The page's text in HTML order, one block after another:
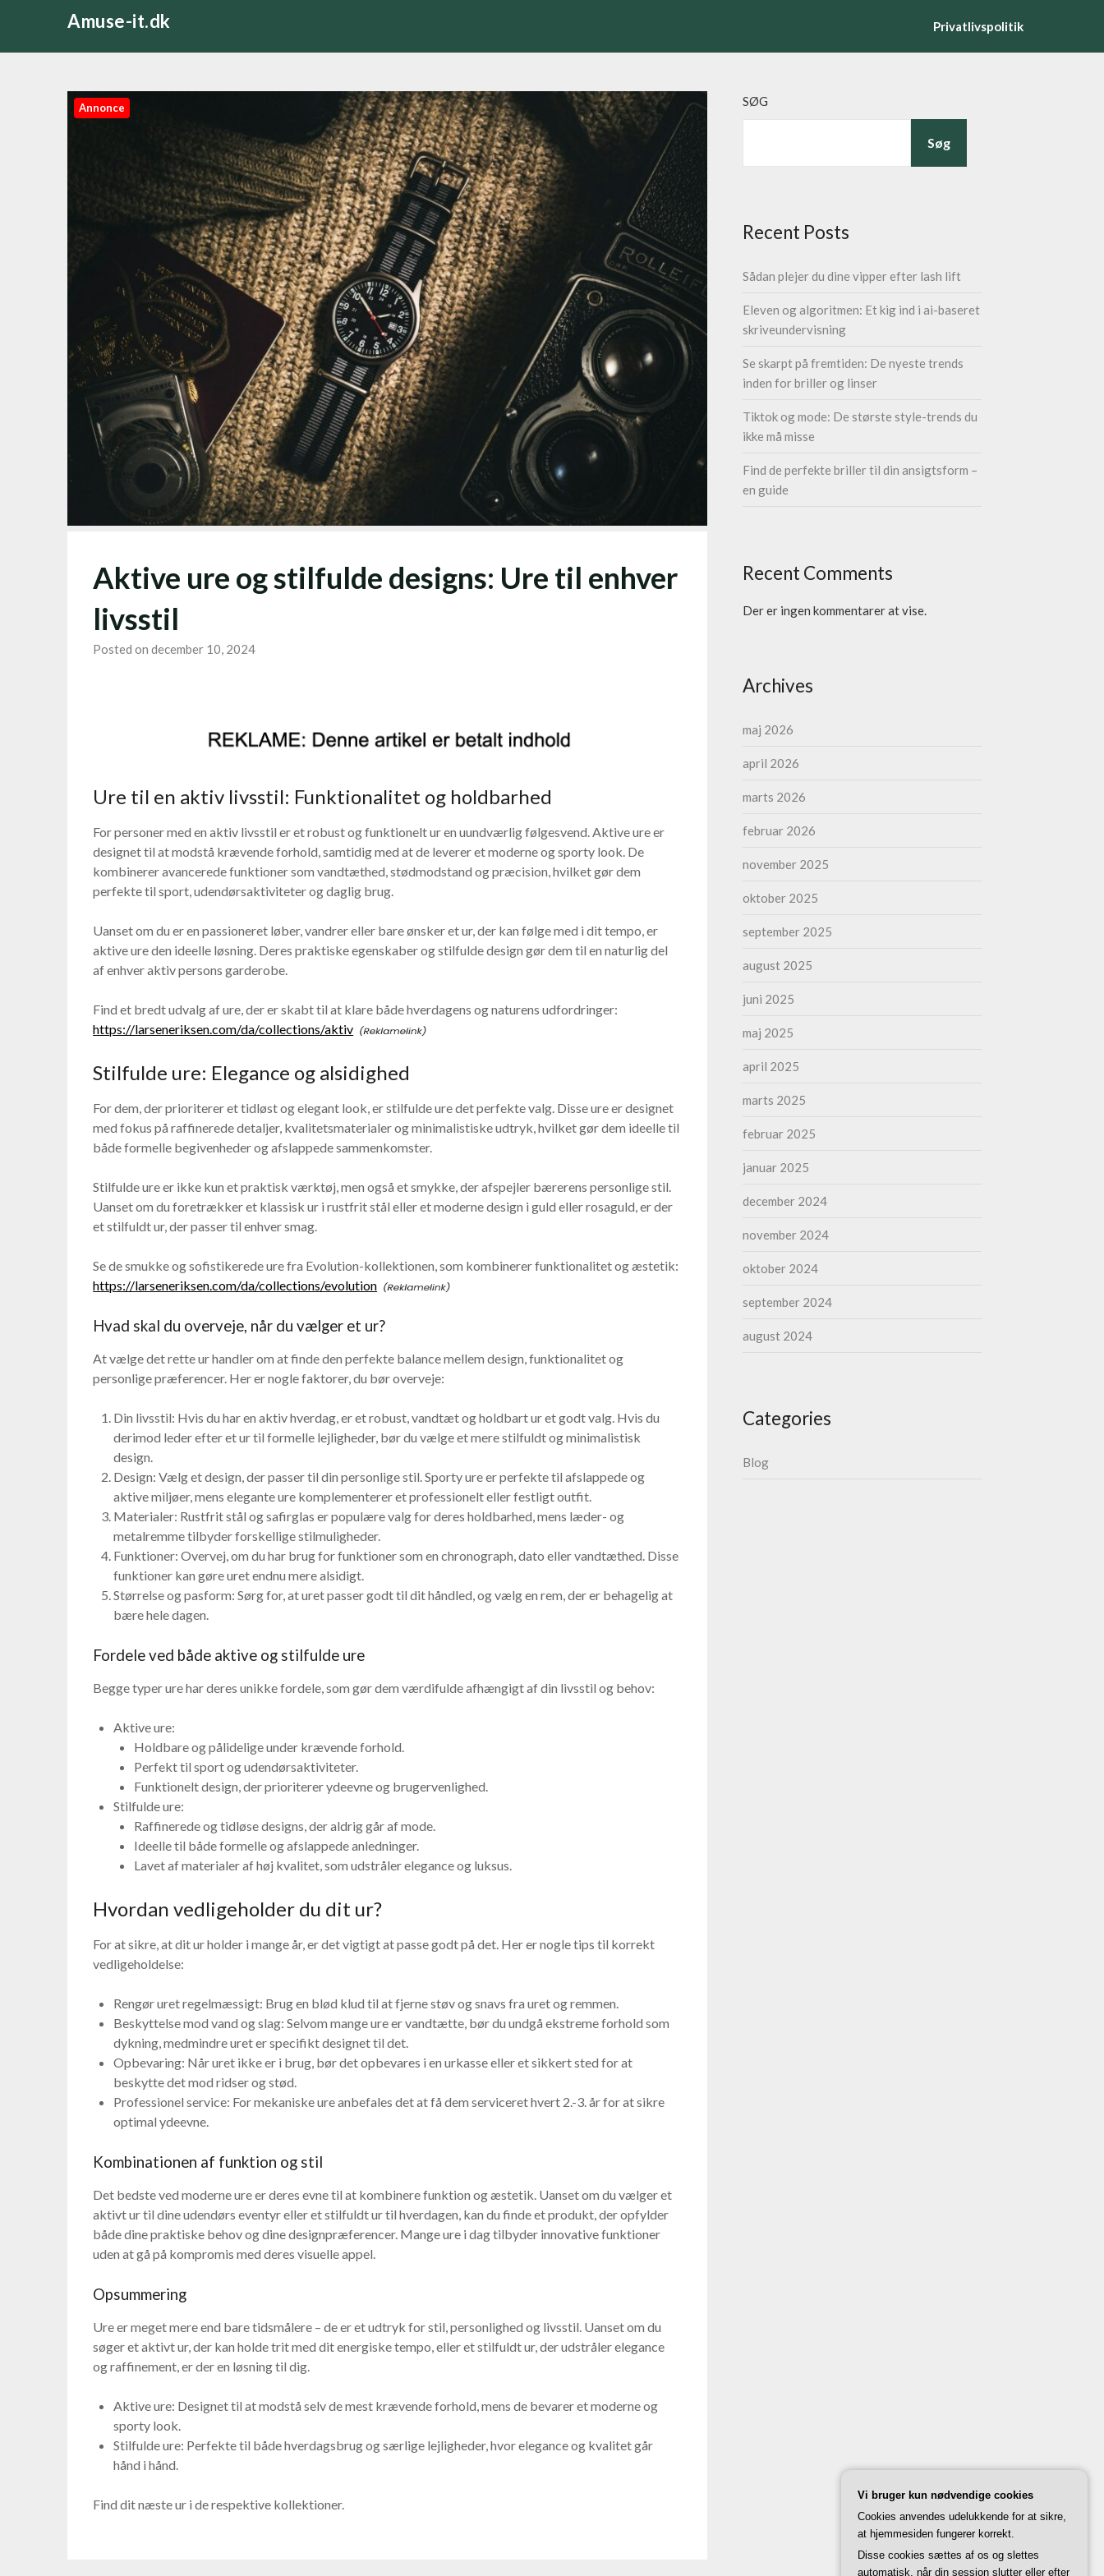
content
Amuse-it.dk Privatlivspolitik
Annonce
Aktive ure og stilfulde designs: Ure til enhver
livsstil
Posted on december 10, 2024
Ure til en aktiv livsstil: Funktionalitet og holdbarhed
For personer med en aktiv livsstil er et robust og funktionelt ur en uundværlig følgesvend. Aktive ure er
designet til at modstå krævende forhold, samtidig med at de leverer et moderne og sporty look. De
kombinerer avancerede funktioner som vandtæthed, stødmodstand og præcision, hvilket gør dem
perfekte til sport, udendørsaktiviteter og daglig brug.
Uanset om du er en passioneret løber, vandrer eller bare ønsker et ur, der kan følge med i dit tempo, er
aktive ure den ideelle løsning. Deres praktiske egenskaber og stilfulde design gør dem til en naturlig del
af enhver aktiv persons garderobe.
Find et bredt udvalg af ure, der er skabt til at klare både hverdagens og naturens udfordringer:
https://larseneriksen.com/da/collections/aktiv
Stilfulde ure: Elegance og alsidighed
For dem, der prioriterer et tidløst og elegant look, er stilfulde ure det perfekte valg. Disse ure er designet
med fokus på raffinerede detaljer, kvalitetsmaterialer og minimalistiske udtryk, hvilket gør dem ideelle til
både formelle begivenheder og afslappede sammenkomster.
Stilfulde ure er ikke kun et praktisk værktøj, men også et smykke, der afspejler bærerens personlige stil.
Uanset om du foretrækker et klassisk ur i rustfrit stål eller et moderne design i guld eller rosaguld, er der
et stilfuldt ur, der passer til enhver smag.
Se de smukke og sofistikerede ure fra Evolution-kollektionen, som kombinerer funktionalitet og æstetik:
https://larseneriksen.com/da/collections/evolution
Hvad skal du overveje, når du vælger et ur?
At vælge det rette ur handler om at finde den perfekte balance mellem design, funktionalitet og
personlige præferencer. Her er nogle faktorer, du bør overveje:
Din livsstil: Hvis du har en aktiv hverdag, er et robust, vandtæt og holdbart ur et godt valg. Hvis du
derimod leder efter et ur til formelle lejligheder, bør du vælge et mere stilfuldt og minimalistisk
design.
Design: Vælg et design, der passer til din personlige stil. Sporty ure er perfekte til afslappede og
aktive miljøer, mens elegante ure komplementerer et professionelt eller festligt outfit.
Materialer: Rustfrit stål og safirglas er populære valg for deres holdbarhed, mens læder- og
metalremme tilbyder forskellige stilmuligheder.
Funktioner: Overvej, om du har brug for funktioner som en chronograph, dato eller vandtæthed. Disse
funktioner kan gøre uret endnu mere alsidigt.
Størrelse og pasform: Sørg for, at uret passer godt til dit håndled, og vælg en rem, der er behagelig at
bære hele dagen.
Fordele ved både aktive og stilfulde ure
Begge typer ure har deres unikke fordele, som gør dem værdifulde afhængigt af din livsstil og behov:
Aktive ure:
Holdbare og pålidelige under krævende forhold.
Perfekt til sport og udendørsaktiviteter.
Funktionelt design, der prioriterer ydeevne og brugervenlighed.
Stilfulde ure:
Raffinerede og tidløse designs, der aldrig går af mode.
Ideelle til både formelle og afslappede anledninger.
Lavet af materialer af høj kvalitet, som udstråler elegance og luksus.
Hvordan vedligeholder du dit ur?
For at sikre, at dit ur holder i mange år, er det vigtigt at passe godt på det. Her er nogle tips til korrekt
vedligeholdelse:
Rengør uret regelmæssigt: Brug en blød klud til at fjerne støv og snavs fra uret og remmen.
Beskyttelse mod vand og slag: Selvom mange ure er vandtætte, bør du undgå ekstreme forhold som
dykning, medmindre uret er specifikt designet til det.
Opbevaring: Når uret ikke er i brug, bør det opbevares i en urkasse eller et sikkert sted for at
beskytte det mod ridser og stød.
Professionel service: For mekaniske ure anbefales det at få dem serviceret hvert 2.-3. år for at sikre
optimal ydeevne.
Kombinationen af funktion og stil
Det bedste ved moderne ure er deres evne til at kombinere funktion og æstetik. Uanset om du vælger et
aktivt ur til dine udendørs eventyr eller et stilfuldt ur til hverdagen, kan du finde et produkt, der opfylder
både dine praktiske behov og dine designpræferencer. Mange ure i dag tilbyder innovative funktioner
uden at gå på kompromis med deres visuelle appel.
Opsummering
Ure er meget mere end bare tidsmålere – de er et udtryk for stil, personlighed og livsstil. Uanset om du
søger et aktivt ur, der kan holde trit med dit energiske tempo, eller et stilfuldt ur, der udstråler elegance
og raffinement, er der en løsning til dig.
Aktive ure: Designet til at modstå selv de mest krævende forhold, mens de bevarer et moderne og
sporty look.
Stilfulde ure: Perfekte til både hverdagsbrug og særlige lejligheder, hvor elegance og kvalitet går
hånd i hånd.
Find dit næste ur i de respektive kollektioner.
SØG
Søg
Recent Posts
Sådan plejer du dine vipper efter lash lift
Eleven og algoritmen: Et kig ind i ai-baseret
skriveundervisning
Se skarpt på fremtiden: De nyeste trends
inden for briller og linser
Tiktok og mode: De største style-trends du
ikke må misse
Find de perfekte briller til din ansigtsform –
en guide
Recent Comments
Der er ingen kommentarer at vise.
Archives
maj 2026
april 2026
marts 2026
februar 2026
november 2025
oktober 2025
september 2025
august 2025
juni 2025
maj 2025
april 2025
marts 2025
februar 2025
januar 2025
december 2024
november 2024
oktober 2024
september 2024
august 2024
Categories
Blog
Vi bruger kun nødvendige cookies
Cookies anvendes udelukkende for at sikre,
at hjemmesiden fungerer korrekt.
Disse cookies sættes af os og slettes
automatisk, når din session slutter eller efter